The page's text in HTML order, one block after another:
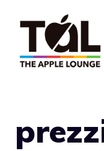
contenuto